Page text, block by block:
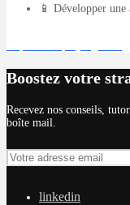
📱 Développer une
Boostez votre
Recevez nos conseils,
boîte mail.
linkedin